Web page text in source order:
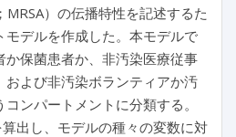
；MRSA）の伝播特性を記述するた
デルを作成した。本モデルで
か保菌患者か、非汚染医療従事
よび非汚染ボランティアか汚
ンパートメントに分類する。
算出し、モデルの種々の変数に対